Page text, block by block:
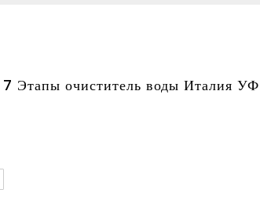
Этапы очиститель воды Италия